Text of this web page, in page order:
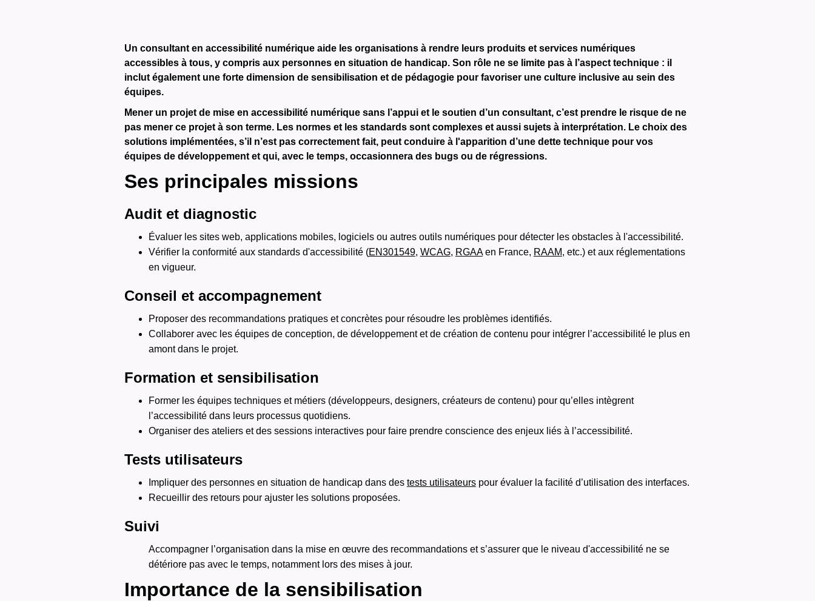
Un consultant en accessibilité numérique aide les organisations à rendre leurs produits et services numériques
accessibles à tous, y compris aux personnes en situation de handicap. Son rôle ne se limite pas à l’aspect technique : il
inclut également une forte dimension de sensibilisation et de pédagogie pour favoriser une culture inclusive au sein des
équipes.
Mener un projet de mise en accessibilité numérique sans l’appui et le soutien d’un consultant, c’est prendre le risque de ne
pas mener ce projet à son terme. Les normes et les standards sont complexes et aussi sujets à interprétation. Le choix des
solutions implémentées, s’il n’est pas correctement fait, peut conduire à l'apparition d’une dette technique pour vos
équipes de développement et qui, avec le temps, occasionnera des bugs ou de régressions.
Ses principales missions
Audit et diagnostic
Évaluer les sites web, applications mobiles, logiciels ou autres outils numériques pour détecter les obstacles à l'accessibilité.
Vérifier la conformité aux standards d'accessibilité (EN301549, WCAG, RGAAen France, RAAM, etc.) et aux réglementations
en vigueur.
Conseil et accompagnement
Proposer des recommandations pratiques et concrètes pour résoudre les problèmes identifiés.
Collaborer avec les équipes de conception, de développement et de création de contenu pour intégrer l’accessibilité le plus en
amont dans le projet.
Formation et sensibilisation
Former les équipes techniques et métiers (développeurs, designers, créateurs de contenu) pour qu’elles intègrent
l’accessibilité dans leurs processus quotidiens.
Organiser des ateliers et des sessions interactives pour faire prendre conscience des enjeux liés à l’accessibilité.
Tests utilisateurs
Impliquer des personnes en situation de handicap dans des tests utilisateurspour évaluer la facilité d’utilisation des interfaces.
Recueillir des retours pour ajuster les solutions proposées.
Suivi
Accompagner l’organisation dans la mise en œuvre des recommandations et s’assurer que le niveau d'accessibilité ne se
détériore pas avec le temps, notamment lors des mises à jour.
Importance de la sensibilisation